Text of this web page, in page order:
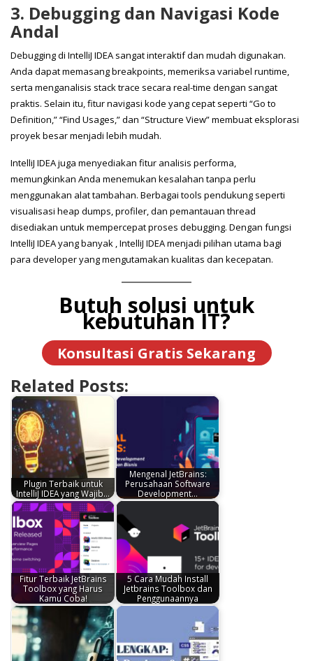
3. Debugging dan Navigasi Kode
Andal
Debugging di IntelliJ IDEA sangat interaktif dan mudah digunakan.
Anda dapat memasang breakpoints, memeriksa variabel runtime,
serta menganalisis stack trace secara real-time dengan sangat
praktis. Selain itu, fitur navigasi kode yang cepat seperti “Go to
Definition,” “Find Usages,” dan “Structure View” membuat eksplorasi
proyek besar menjadi lebih mudah.
IntelliJ IDEA juga menyediakan fitur analisis performa,
memungkinkan Anda menemukan kesalahan tanpa perlu
menggunakan alat tambahan. Berbagai tools pendukung seperti
visualisasi heap dumps, profiler, dan pemantauan thread
disediakan untuk mempercepat proses debugging. Dengan fungsi
IntelliJ IDEA yang banyak , IntelliJ IDEA menjadi pilihan utama bagi
para developer yang mengutamakan kualitas dan kecepatan.
Butuh solusi untuk
kebutuhan IT?
Konsultasi Gratis Sekarang
Related Posts:
Plugin Terbaik untuk
IntelliJ IDEA yang Wajib…
Mengenal JetBrains:
Perusahaan Software
Development…
Fitur Terbaik JetBrains
Toolbox yang Harus
Kamu Coba!
5 Cara Mudah Install
Jetbrains Toolbox dan
Penggunaannya